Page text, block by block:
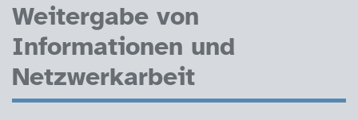
Weitergabe von
Informationen und
Netzwerkarbeit